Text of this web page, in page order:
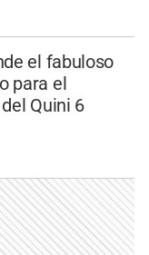
el fabuloso
para el
Quini 6